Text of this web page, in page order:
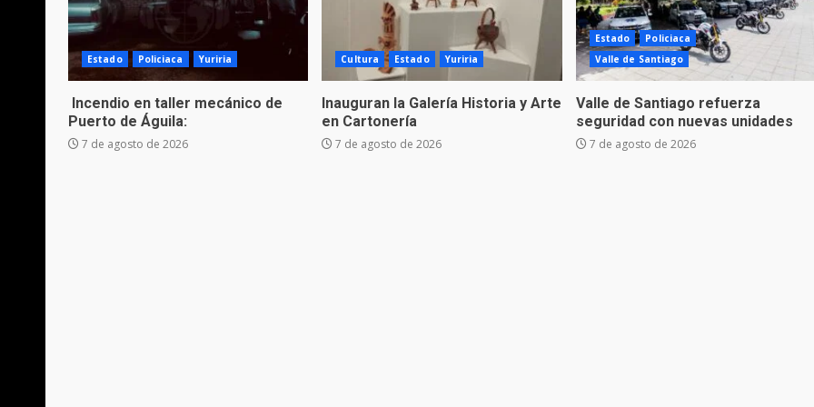
Estado Policiaca Yuriria
Incendio en taller mecánico de
Puerto de Águila:
7 de agosto de 2026
Cultura Estado Yuriria
Inauguran la Galería Historia y Arte
en Cartonería
7 de agosto de 2026
Estado
Policiaca
Valle de Santiago
Valle de Santiago refuerza
seguridad con nuevas unidades
7 de agosto de 2026